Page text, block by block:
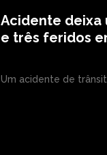
Acidente deixa
e três feridos
Um acidente de